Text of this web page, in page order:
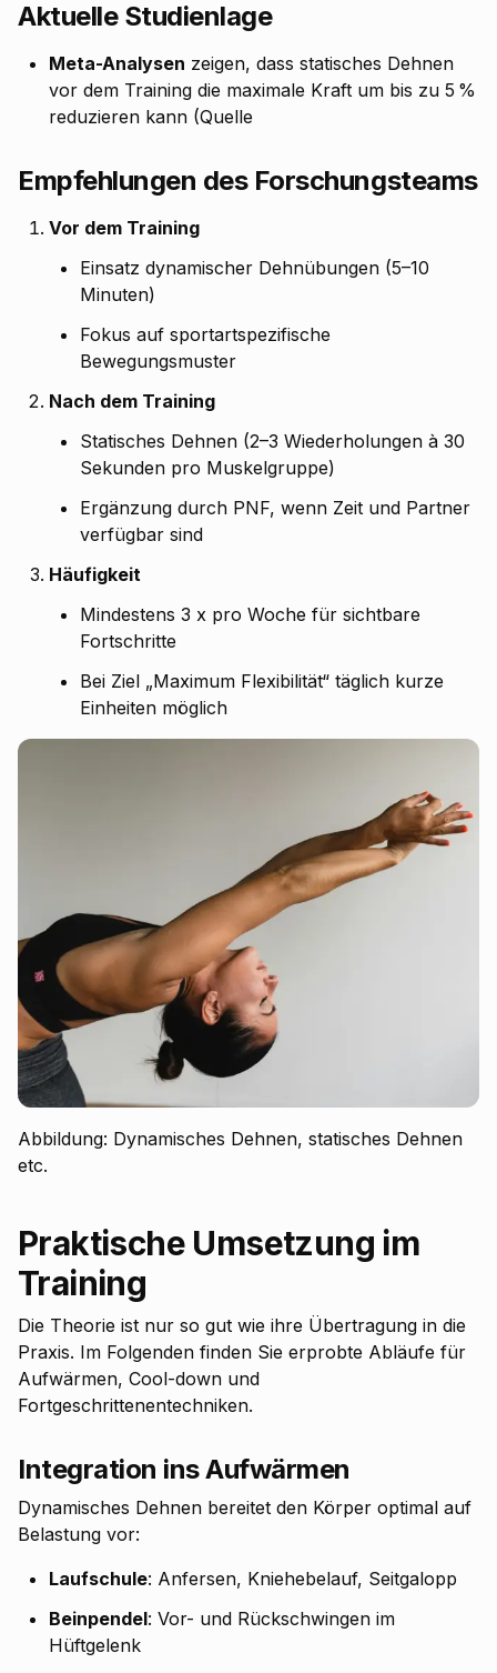
Aktuelle Studienlage
Meta-Analysen zeigen, dass statisches Dehnen
vor dem Training die maximale Kraft um bis zu 5 %
reduzieren kann (Quelle
Empfehlungen des Forschungsteams
Vor dem Training
Einsatz dynamischer Dehnübungen (5–10
Minuten)
Fokus auf sportartspezifische
Bewegungsmuster
Nach dem Training
Statisches Dehnen (2–3 Wiederholungen à 30
Sekunden pro Muskelgruppe)
Ergänzung durch PNF, wenn Zeit und Partner
verfügbar sind
Häufigkeit
Mindestens 3 x pro Woche für sichtbare
Fortschritte
Bei Ziel „Maximum Flexibilität“ täglich kurze
Einheiten möglich
Abbildung: Dynamisches Dehnen, statisches Dehnen
etc.
Praktische Umsetzung im
Training
Die Theorie ist nur so gut wie ihre Übertragung in die
Praxis. Im Folgenden finden Sie erprobte Abläufe für
Aufwärmen, Cool-down und
Fortgeschrittenentechniken.
Integration ins Aufwärmen
Dynamisches Dehnen bereitet den Körper optimal auf
Belastung vor:
Laufschule: Anfersen, Kniehebelauf, Seitgalopp
Beinpendel: Vor- und Rückschwingen im
Hüftgelenk